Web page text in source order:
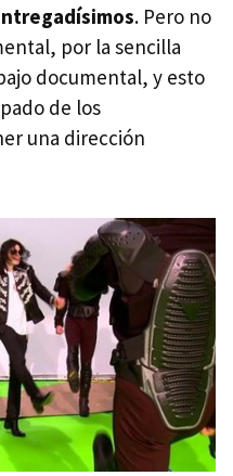
. Pero no
por la sencilla
documental, y esto
de los
una dirección